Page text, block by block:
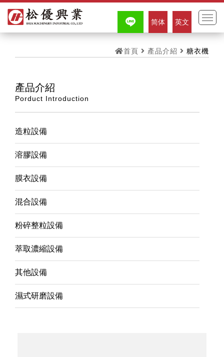
简体 英文
首頁 產品介紹 糖衣機
產品介紹
Porduct Introduction
造粒設備
溶膠設備
膜衣設備
混合設備
粉碎整粒設備
萃取濃縮設備
其他設備
濕式研磨設備